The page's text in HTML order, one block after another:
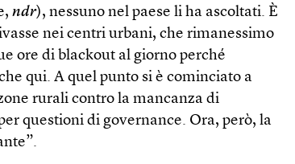
ndr), nessuno nel paese li ha ascoltati. È
nei centri urbani, che rimanessimo
ore di blackout al giorno perché
qui. A quel punto si è cominciato a
rurali contro la mancanza di
questioni di governance. Ora, però, la